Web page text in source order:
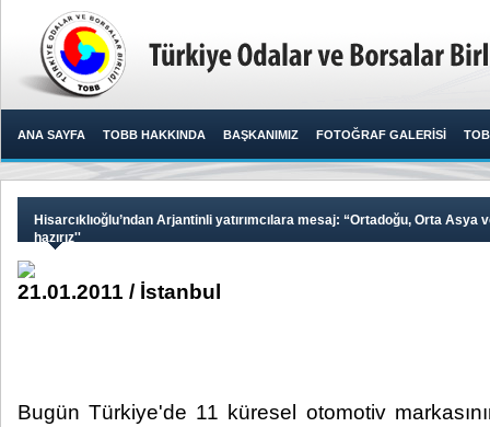
ANA SAYFA TOBB HAKKINDA BAŞKANIMIZ FOTOĞRAF GALERİSİ
Hisarcıklıoğlu’ndan Arjantinli yatırımcılara mesaj: “Ortadoğu, Orta
hazırız''
21.01.2011 / İstanbul
Bugün Türkiye'de 11 küresel otomotiv